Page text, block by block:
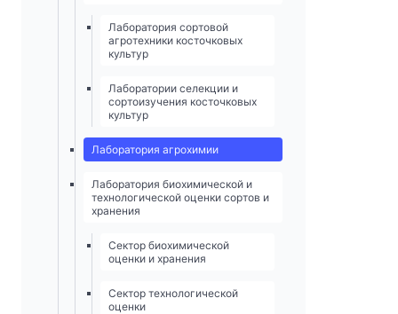
Лаборатория сортовой
агротехники косточковых
культур
Лаборатории селекции и
сортоизучения косточковых
культур
Лаборатория агрохимии
Лаборатория биохимической и
технологической оценки сортов и
хранения
Сектор биохимической
оценки и хранения
Сектор технологической
оценки